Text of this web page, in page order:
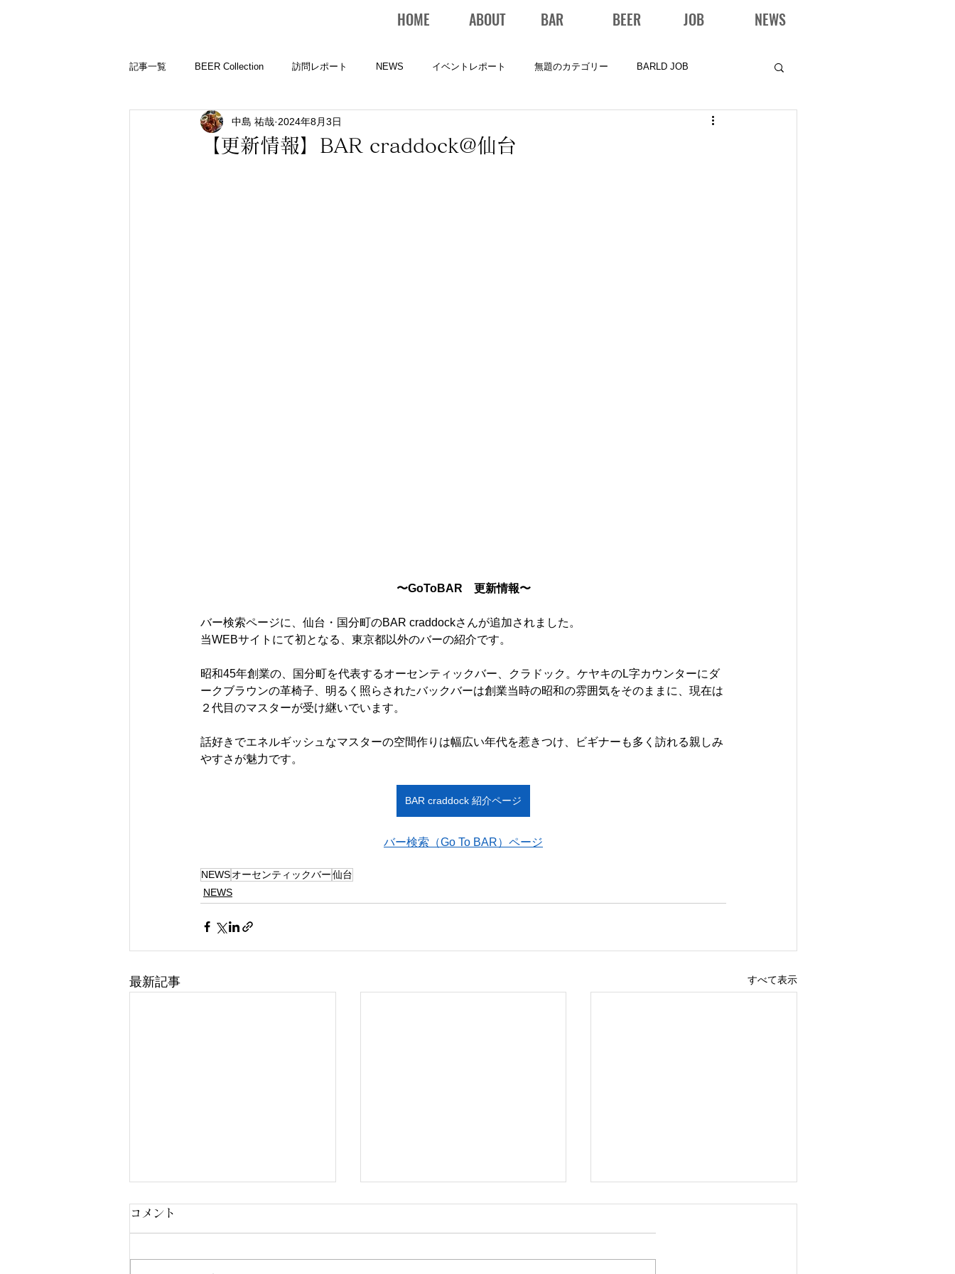
HOME ABOUT BAR BEER JOB NEWS
記事一覧 BEER Collection 訪問レポート NEWS イベントレポート 無題のカテゴリー BARLD JOB
バーコラム
【更新情報】BAR craddock@仙台
中島 祐哉 2024年8月3日
〜GoToBAR　更新情報〜
バー検索ページに、仙台・国分町のBAR craddockさんが追加されました。
当WEBサイトにて初となる、東京都以外のバーの紹介です。
昭和45年創業の、国分町を代表するオーセンティックバー、クラドック。ケヤキのL字カウンターにダ
ークブラウンの革椅子、明るく照らされたバックバーは創業当時の昭和の雰囲気をそのままに、現在は
２代目のマスターが受け継いでいます。
話好きでエネルギッシュなマスターの空間作りは幅広い年代を惹きつけ、ビギナーも多く訪れる親しみ
やすさが魅力です。
BAR craddock 紹介ページ
バー検索（Go To BAR）ページ
NEWSオーセンティックバー仙台
NEWS
最新記事 すべて表示
コメント